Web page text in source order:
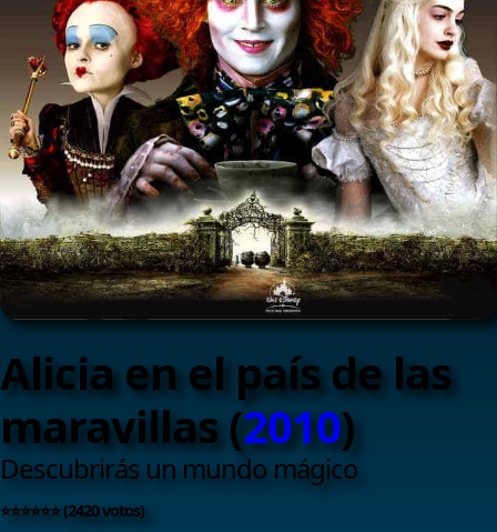
Alicia en el país de las
maravillas (2010)
Descubrirás un mundo mágico
⭐⭐⭐⭐⭐⭐ (2420 votos)